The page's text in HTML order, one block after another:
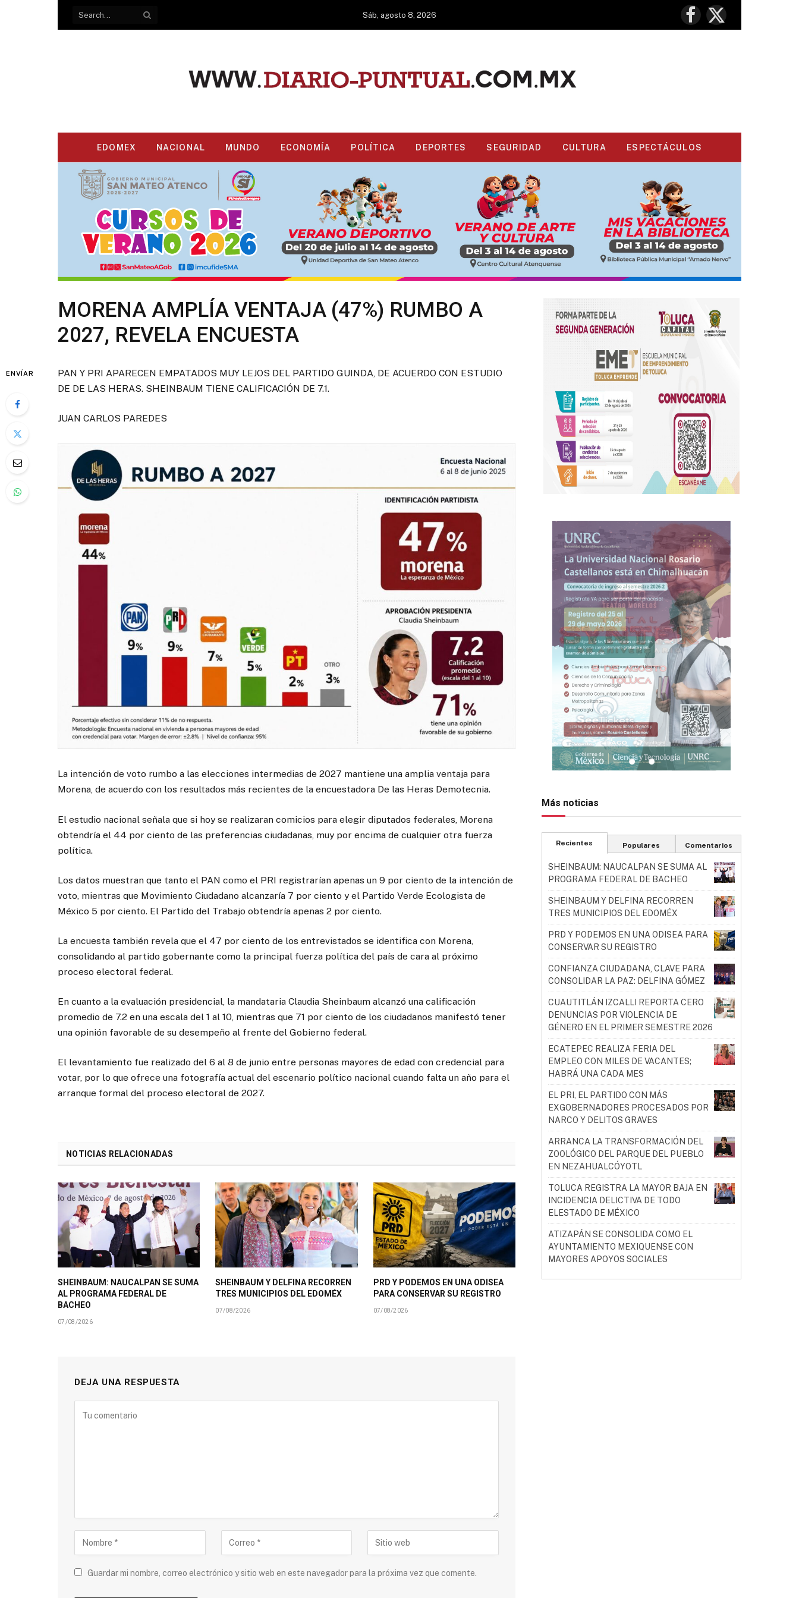
Sáb, agosto 8, 2026
Facebook
X
(Twitter)
EDOMEX NACIONAL MUNDO ECONOMÍA POLÍTICA DEPORTES SEGURIDAD CULTURA ESPECTÁCULOS
MORENA AMPLÍA VENTAJA (47%) RUMBO A
2027, REVELA ENCUESTA
ENVÍAR
PAN Y PRI APARECEN EMPATADOS MUY LEJOS DEL PARTIDO GUINDA, DE ACUERDO CON ESTUDIO
DE DE LAS HERAS. SHEINBAUM TIENE CALIFICACIÓN DE 7.1.
JUAN CARLOS PAREDES
La intención de voto rumbo a las elecciones intermedias de 2027 mantiene una amplia ventaja para
Morena, de acuerdo con los resultados más recientes de la encuestadora De las Heras Demotecnia.
El estudio nacional señala que si hoy se realizaran comicios para elegir diputados federales, Morena
obtendría el 44 por ciento de las preferencias ciudadanas, muy por encima de cualquier otra fuerza
política.
Los datos muestran que tanto el PAN como el PRI registrarían apenas un 9 por ciento de la intención de
voto, mientras que Movimiento Ciudadano alcanzaría 7 por ciento y el Partido Verde Ecologista de
México 5 por ciento. El Partido del Trabajo obtendría apenas 2 por ciento.
La encuesta también revela que el 47 por ciento de los entrevistados se identifica con Morena,
consolidando al partido gobernante como la principal fuerza política del país de cara al próximo
proceso electoral federal.
En cuanto a la evaluación presidencial, la mandataria Claudia Sheinbaum alcanzó una calificación
promedio de 7.2 en una escala del 1 al 10, mientras que 71 por ciento de los ciudadanos manifestó tener
una opinión favorable de su desempeño al frente del Gobierno federal.
El levantamiento fue realizado del 6 al 8 de junio entre personas mayores de edad con credencial para
votar, por lo que ofrece una fotografía actual del escenario político nacional cuando falta un año para el
arranque formal del proceso electoral de 2027.
NOTICIAS RELACIONADAS
SHEINBAUM: NAUCALPAN SE SUMA
AL PROGRAMA FEDERAL DE
BACHEO
07/08/2026
SHEINBAUM Y DELFINA RECORREN
TRES MUNICIPIOS DEL EDOMÉX
07/08/2026
PRD Y PODEMOS EN UNA ODISEA
PARA CONSERVAR SU REGISTRO
07/08/2026
DEJA UNA RESPUESTA
Guardar mi nombre, correo electrónico y sitio web en este navegador para la próxima vez que comente.
Más noticias
Recientes Populares Comentarios
SHEINBAUM: NAUCALPAN SE SUMA AL
PROGRAMA FEDERAL DE BACHEO
SHEINBAUM Y DELFINA RECORREN
TRES MUNICIPIOS DEL EDOMÉX
PRD Y PODEMOS EN UNA ODISEA PARA
CONSERVAR SU REGISTRO
CONFIANZA CIUDADANA, CLAVE PARA
CONSOLIDAR LA PAZ: DELFINA GÓMEZ
CUAUTITLÁN IZCALLI REPORTA CERO
DENUNCIAS POR VIOLENCIA DE
GÉNERO EN EL PRIMER SEMESTRE 2026
ECATEPEC REALIZA FERIA DEL
EMPLEO CON MILES DE VACANTES;
HABRÁ UNA CADA MES
EL PRI, EL PARTIDO CON MÁS
EXGOBERNADORES PROCESADOS POR
NARCO Y DELITOS GRAVES
ARRANCA LA TRANSFORMACIÓN DEL
ZOOLÓGICO DEL PARQUE DEL PUEBLO
EN NEZAHUALCÓYOTL
TOLUCA REGISTRA LA MAYOR BAJA EN
INCIDENCIA DELICTIVA DE TODO
ELESTADO DE MÉXICO
ATIZAPÁN SE CONSOLIDA COMO EL
AYUNTAMIENTO MEXIQUENSE CON
MAYORES APOYOS SOCIALES